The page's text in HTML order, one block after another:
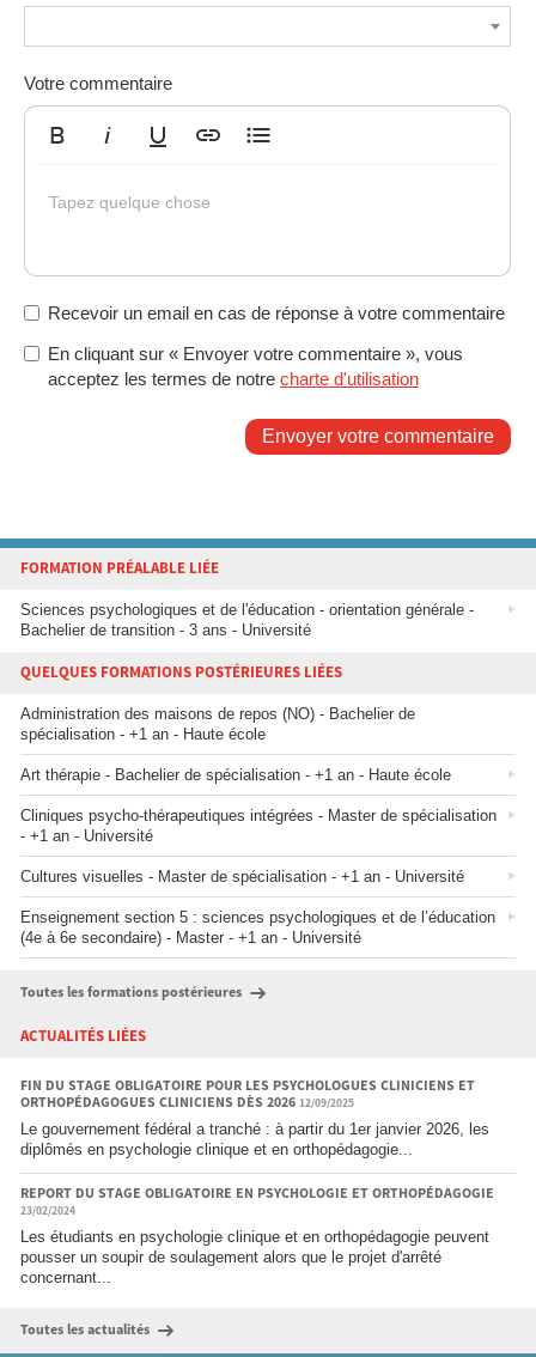
Votre commentaire
Tapez quelque chose
Recevoir un email en cas de réponse à votre commentaire
En cliquant sur « Envoyer votre commentaire », vous
acceptez les termes de notre charte d'utilisation
Envoyer votre commentaire
FORMATION PRÉALABLE LIÉE
Sciences psychologiques et de l'éducation - orientation générale -
Bachelier de transition - 3 ans - Université
QUELQUES FORMATIONS POSTÉRIEURES LIÉES
Administration des maisons de repos (NO) - Bachelier de
spécialisation - +1 an - Haute école
Art thérapie - Bachelier de spécialisation - +1 an - Haute école
Cliniques psycho-thérapeutiques intégrées - Master de spécialisation
- +1 an - Université
Cultures visuelles - Master de spécialisation - +1 an - Université
Enseignement section 5 : sciences psychologiques et de l’éducation
(4e à 6e secondaire) - Master - +1 an - Université
Toutes les formations postérieures
ACTUALITÉS LIÉES
FIN DU STAGE OBLIGATOIRE POUR LES PSYCHOLOGUES CLINICIENS ET
ORTHOPÉDAGOGUES CLINICIENS DÈS 2026 12/09/2025
Le gouvernement fédéral a tranché : à partir du 1er janvier 2026, les
diplômés en psychologie clinique et en orthopédagogie...
REPORT DU STAGE OBLIGATOIRE EN PSYCHOLOGIE ET ORTHOPÉDAGOGIE
23/02/2024
Les étudiants en psychologie clinique et en orthopédagogie peuvent
pousser un soupir de soulagement alors que le projet d'arrêté
concernant...
Toutes les actualités